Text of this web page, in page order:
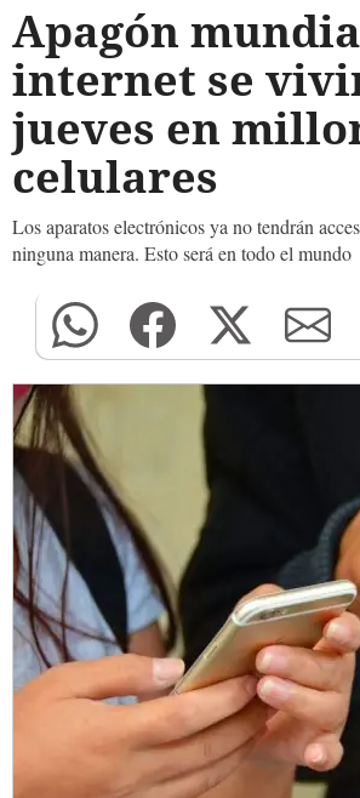
Apagón
internet se
jueves en
celulares
Los aparatos electrónicos ya no tendrán
ninguna manera. Esto será en todo el mundo